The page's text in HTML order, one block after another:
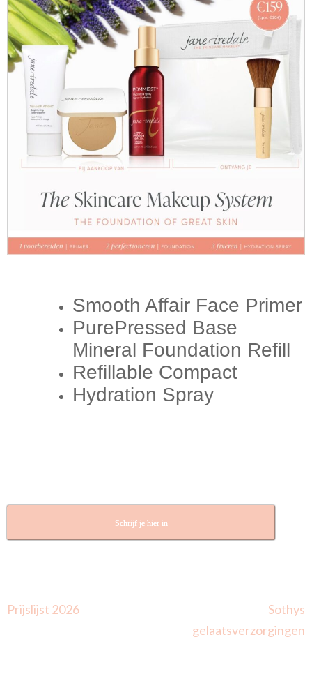
Smooth Affair Face Primer
PurePressed Base
Mineral Foundation Refill
Refillable Compact
Hydration Spray
Schrijf je hier in
Berichtnavigatie
Prijslijst 2026
Sothys
gelaatsverzorgingen